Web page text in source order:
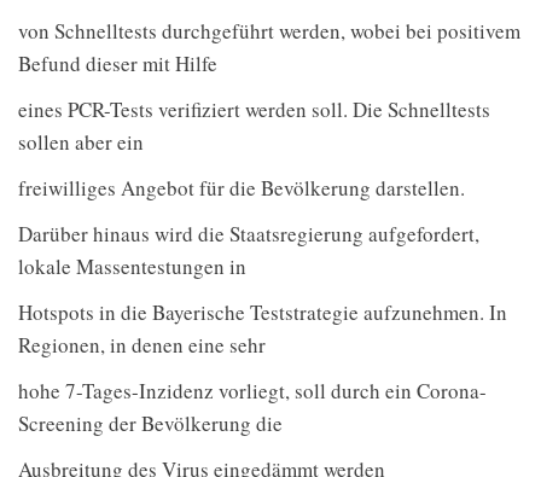
von Schnelltests durchgeführt werden, wobei bei positivem
Befund dieser mit Hilfe
eines PCR-Tests verifiziert werden soll. Die Schnelltests
sollen aber ein
freiwilliges Angebot für die Bevölkerung darstellen.
Darüber hinaus wird die Staatsregierung aufgefordert,
lokale Massentestungen in
Hotspots in die Bayerische Teststrategie aufzunehmen. In
Regionen, in denen eine sehr
hohe 7-Tages-Inzidenz vorliegt, soll durch ein Corona-
Screening der Bevölkerung die
Ausbreitung des Virus eingedämmt werden